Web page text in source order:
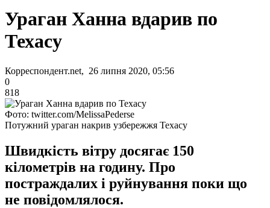
Ураган Ханна вдарив по
Техасу
Корреспондент.net, 26 липня 2020, 05:56
0
818
Фото: twitter.com/MelissaPederse
Потужний ураган накрив узбережжя Техасу
Швидкість вітру досягає 150
кілометрів на годину. Про
постраждалих і руйнування поки що
не повідомлялося.